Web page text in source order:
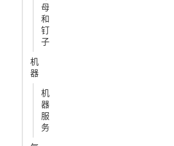
母
和
钉
子
机
器
机
器
服
务